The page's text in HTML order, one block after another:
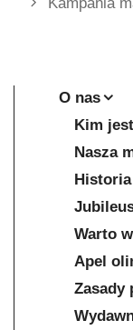
O nas
Kim
Nasza
Warto
Apel
Zasady